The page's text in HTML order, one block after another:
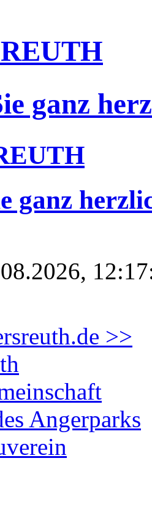
ganz
ganz
>>
Angerparks